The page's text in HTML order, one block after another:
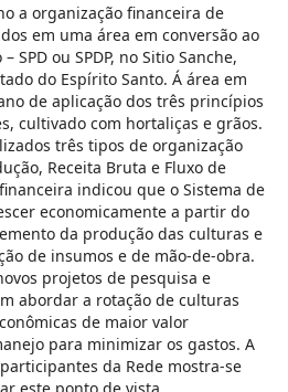
a organização financeira de
em uma área em conversão ao
SPD ou SPDP, no Sitio Sanche,
do Espírito Santo. Á área em
de aplicação dos três princípios
cultivado com hortaliças e grãos.
três tipos de organização
Receita Bruta e Fluxo de
indicou que o Sistema de
economicamente a partir do
da produção das culturas e
de insumos e de mão-de-obra.
projetos de pesquisa e
abordar a rotação de culturas
de maior valor
para minimizar os gastos. A
da Rede mostra-se